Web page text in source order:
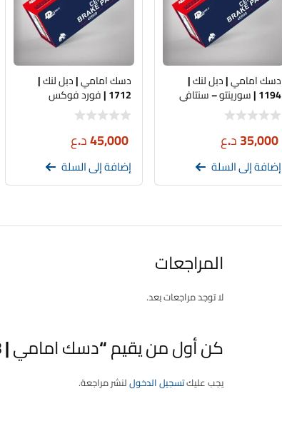
دسك امامي | دبل لنك |
1194 | سورينتو – سنتافي
35,000د.ع
إضافة إلى السلة
دسك امامي | دبل لنك |
1712 | فورد فوكس
45,000د.ع
إضافة إلى السلة
المراجعات
لا توجد مراجعات بعد.
كن أول من يقيم “دسك امامي | 2248 | دبل لنك | ترافرس – اكاديا”
يجب عليكتسجيل الدخوللنشر مراجعة.